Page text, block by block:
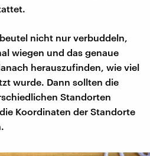
nicht nur verbuddeln,
wiegen und das genaue
herauszufinden, wie viel
wurde. Dann sollten die
Standorten
Koordinaten der Standorte